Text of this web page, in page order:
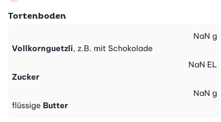
Tortenboden
Vollkornguetzli, z.B. mit Schokolade
NaN g
Zucker
NaN EL
flüssige Butter
NaN g